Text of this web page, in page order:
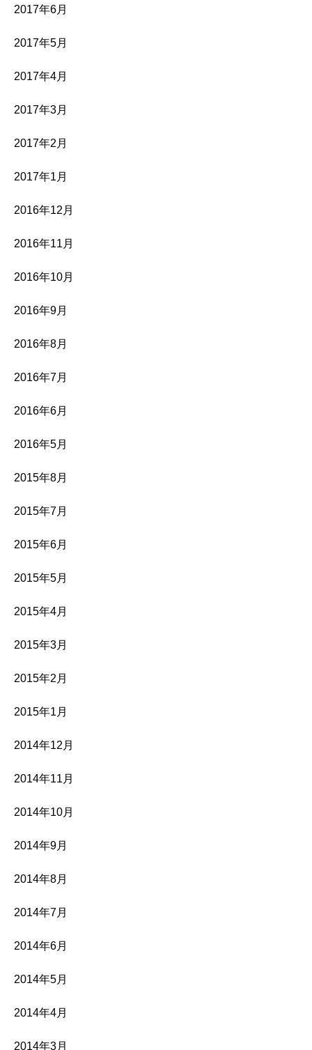
2017年6月
2017年5月
2017年4月
2017年3月
2017年2月
2017年1月
2016年12月
2016年11月
2016年10月
2016年9月
2016年8月
2016年7月
2016年6月
2016年5月
2015年8月
2015年7月
2015年6月
2015年5月
2015年4月
2015年3月
2015年2月
2015年1月
2014年12月
2014年11月
2014年10月
2014年9月
2014年8月
2014年7月
2014年6月
2014年5月
2014年4月
2014年3月